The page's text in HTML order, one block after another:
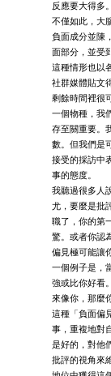
反應要大得多
不僅如此，大
負面成分並陳
面部分，並受
這種情形也以
社群媒體貼文
剩餘時間裡很
一個物種，我
存至關重要。
數。但我們是
接受的採訪中
事的態度。
我聽過很多人
尤，要麼是批
職了，你的第
驚。或者你認
偏見極可能讓
一個例子是，
強或比你好看
來像你，那麼
這種「負面偏
事，重複地對
是好的，對他
批評的視角來